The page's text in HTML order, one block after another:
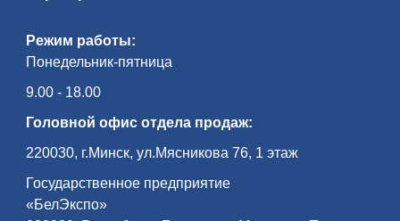
Режим работы:
Понедельник-пятница
9.00 - 18.00
Головной офис отдела продаж:
220030, г.Минск, ул.Мясникова 76, 1 этаж
Государственное предприятие
«БелЭкспо»